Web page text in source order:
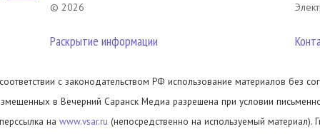
© 2026
Раскрытие информации
с законодательством РФ использование материалов без
в Вечерний Саранск Медиа разрешена при условии
на www.vsar.ru (непосредственно на используемый материал).